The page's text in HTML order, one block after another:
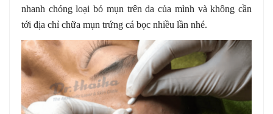
nhanh chóng loại bỏ mụn trên da của mình và không cần
tới địa chỉ chữa mụn trứng cá bọc nhiều lần nhé.